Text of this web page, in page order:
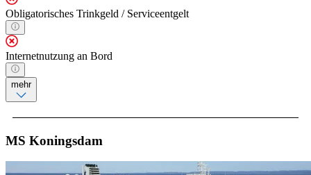
Obligatorisches Trinkgeld / Serviceentgelt
Internetnutzung an Bord
mehr
MS Koningsdam